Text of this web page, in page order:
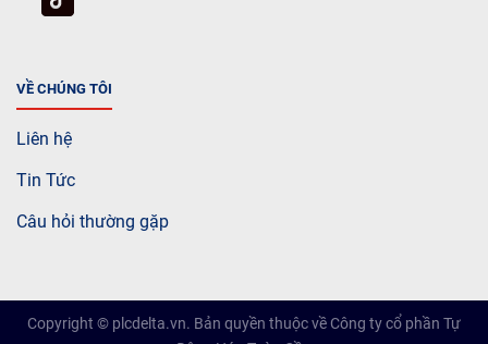
VỀ CHÚNG TÔI
Liên hệ
Tin Tức
Câu hỏi thường gặp
Copyright © plcdelta.vn. Bản quyền thuộc về Công ty cổ phần Tự